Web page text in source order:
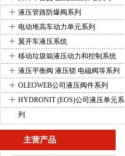
+ 液压管路防爆阀系列
+ 电动堆高车动力单元系列
+ 翼开车液压系统
+ 移动垃圾箱液压动力和控制系统
+ 液压平衡阀 液压锁 电磁阀等系列
+ OLEOWEB公司液压阀件系列
+ HYDRONIT (EOS)公司液压单元系
列
主营产品